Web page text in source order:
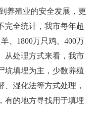
养殖业的安全发展，更
完全统计，我市每年超
、 1800万只鸡、 400万
从处理方式来看，我市
坑填埋为主，少数养殖
湿化法等方式处理，
有的地方寻找用于填埋